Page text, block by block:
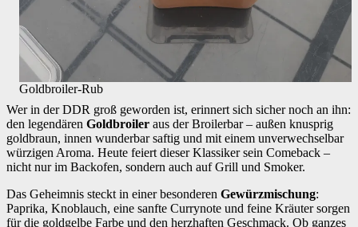
Goldbroiler-Rub
Wer in der DDR groß geworden ist, erinnert sich sicher noch an ihn:
den legendären Goldbroiler aus der Broilerbar – außen knusprig
goldbraun, innen wunderbar saftig und mit einem unverwechselbar
würzigen Aroma. Heute feiert dieser Klassiker sein Comeback –
nicht nur im Backofen, sondern auch auf Grill und Smoker.
Das Geheimnis steckt in einer besonderen Gewürzmischung:
Paprika, Knoblauch, eine sanfte Currynote und feine Kräuter sorgen
für die goldgelbe Farbe und den herzhaften Geschmack. Ob ganzes